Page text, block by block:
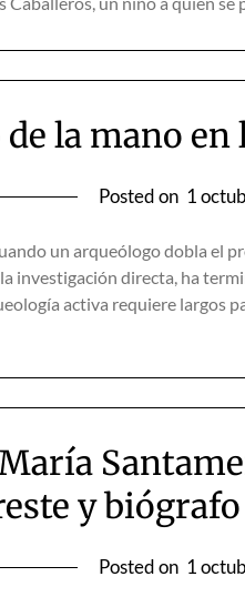
la mano
Posted on 1
un arqueólogo dobla el
investigación directa, ha
activa requiere largos
y
Posted on 1